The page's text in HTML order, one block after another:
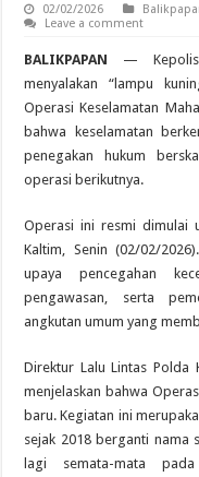
02/02/2026
Leave a comment
BALIKPAPAN —
menyalakan “lampu
Operasi Keselamatan
bahwa keselamatan
penegakan hukum
operasi berikutnya.
Operasi ini resmi dimulai
Kaltim, Senin (02/02/
upaya pencegahan
pengawasan, serta
angkutan umum yang
Direktur Lalu Lintas Polda
menjelaskan bahwa
baru. Kegiatan ini
sejak 2018 berganti nama
lagi semata-mata pada